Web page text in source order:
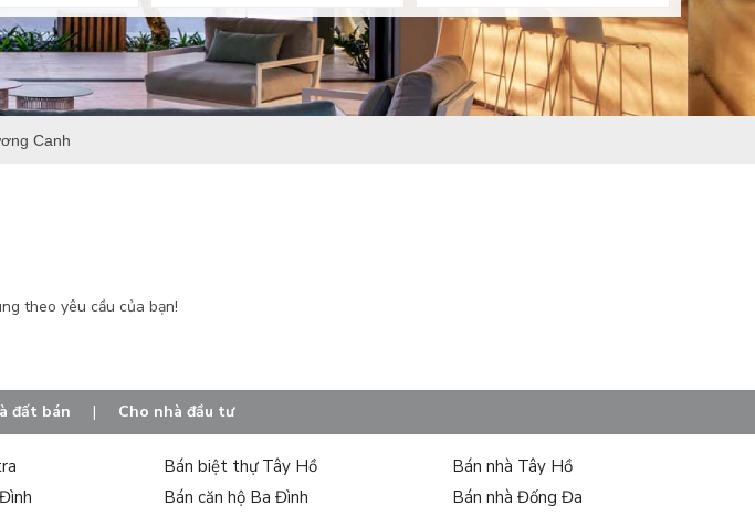
Canh
theo yêu cầu của bạn!
đất bán | Cho nhà đầu tư
Bán biệt thự Tây Hồ
Bán nhà Tây Hồ
Bán căn hộ Ba Đình
Bán nhà Đống Đa